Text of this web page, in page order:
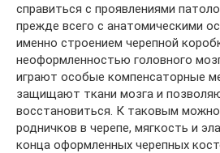
справиться с проявлениями
прежде всего с анатомическими
именно строением черепной
неоформленностью головного
играют особые компенсаторные
защищают ткани мозга и
восстановиться. К таковым
родничков в черепе, мягкость и
конца оформленных черепных